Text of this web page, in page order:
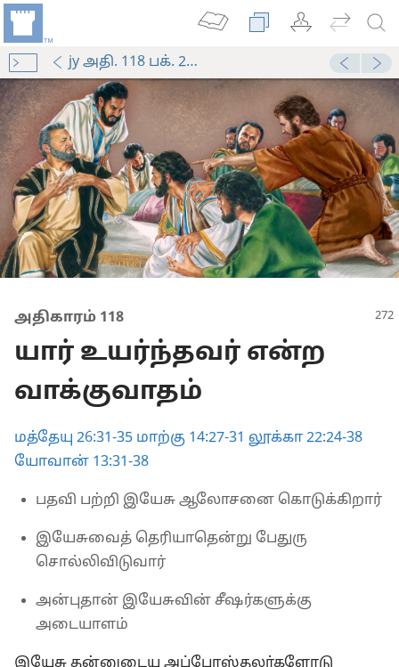
jy அதி. 118 பக். 272-பக். 273 பாரா. 2
தயாரித்தல்
1999
அதிகாரம் 118
யார் உயர்ந்தவர் என்ற
வாக்குவாதம்
மத்தேயு 26:31-35 மாற்கு 14:27-31 லூக்கா 22:24-38
யோவான் 13:31-38
பதவி பற்றி இயேசு ஆலோசனை கொடுக்கிறார்
இயேசுவைத் தெரியாதென்று பேதுரு
சொல்லிவிடுவார்
அன்புதான் இயேசுவின் சீஷர்களுக்கு
அடையாளம்
இயேசு தன்னுடைய அப்போஸ்தலர்களோடு